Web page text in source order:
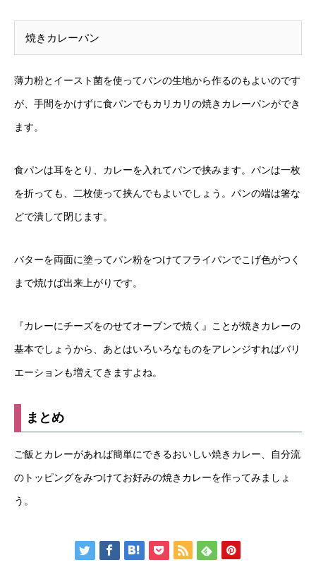
焼きカレーパン
薄力粉とイースト菌を使ってパンの生地から作るのもよいのです
が、手間をかけずに食パンでもカリカリの焼きカレーパンができ
ます。
食パンは耳をとり、カレーを入れてパンで挟みます。パンは一枚
を折っても、二枚使って挟んでもよいでしょう。パンの端は箸な
どで潰して閉じます。
バターを両面に塗ってパン粉をつけてフライパンでこげ色がつく
まで焼けば出来上がりです。
『カレーにチーズをのせてオーブンで焼く』ことが焼きカレーの
基本でしょうから、あとはいろいろなものをアレンジすればバリ
エーションも増えてきますよね。
まとめ
ご飯とカレーがあれば簡単にできるおいしい焼きカレー、自分流
のトッピングをみつけてお好みの焼きカレーを作ってみましょ
う。